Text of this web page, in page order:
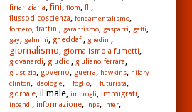
finanziaria,fini, fiom, fli,
flussodicoscienza, fondamentalismo,
fornero, frattini, garantismo, gasparri, gatti,
gay, gelmini, gheddafi, ghedini,
giornalismo, giornalismo a fumetti,
giovanardi, giudici, giuliano ferrara,
giustizia, governo, guerra, hawkins, hilary
clinton, ideologie, il foglio, il futurista, il
giornale, il male, imbrogli, immigrati,
incendi, informazione, inps, inter,